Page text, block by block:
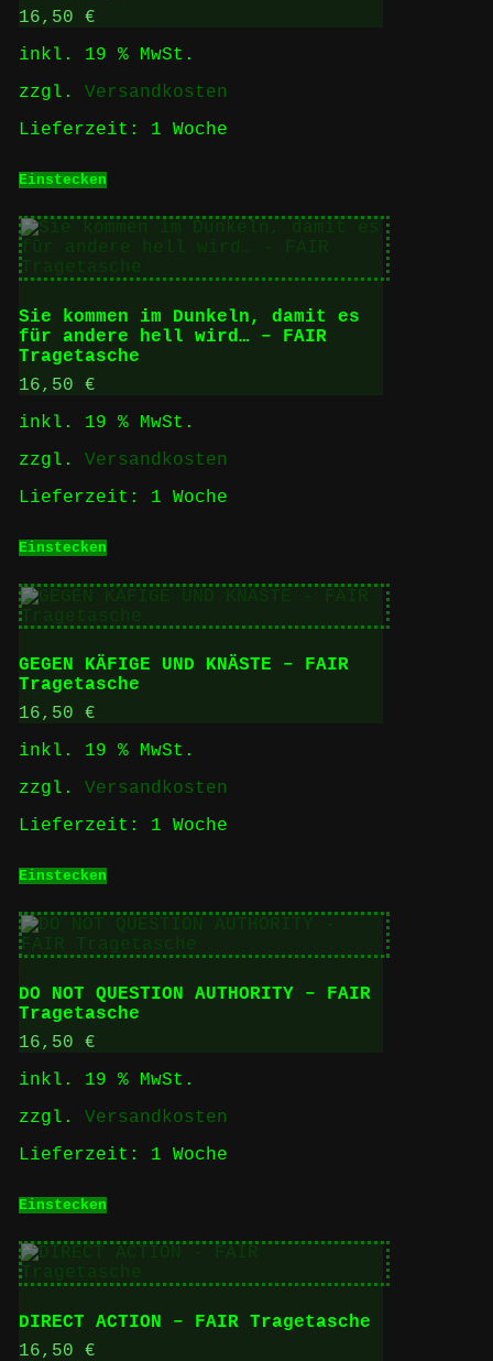
16,50 €
inkl. 19 % MwSt.
zzgl. Versandkosten
Lieferzeit: 1 Woche
Einstecken
Sie kommen im Dunkeln, damit es
für andere hell wird… – FAIR
Tragetasche
16,50 €
inkl. 19 % MwSt.
zzgl. Versandkosten
Lieferzeit: 1 Woche
Einstecken
GEGEN KÄFIGE UND KNÄSTE – FAIR
Tragetasche
16,50 €
inkl. 19 % MwSt.
zzgl. Versandkosten
Lieferzeit: 1 Woche
Einstecken
DO NOT QUESTION AUTHORITY – FAIR
Tragetasche
16,50 €
inkl. 19 % MwSt.
zzgl. Versandkosten
Lieferzeit: 1 Woche
Einstecken
DIRECT ACTION – FAIR Tragetasche
16,50 €